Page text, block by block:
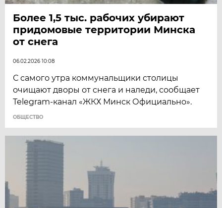
Более 1,5 тыс. рабочих убирают
придомовые территории Минска
от снега
06.02.2026 10:08
С самого утра коммунальщики столицы
очищают дворы от снега и наледи, сообщает
Telegram-канал «ЖКХ Минск Официально».
ОБЩЕСТВО